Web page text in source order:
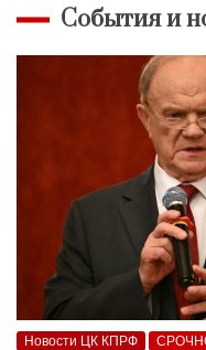
События и
Новости ЦК КПРФ